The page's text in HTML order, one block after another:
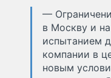
—
в Москву и
испытанием
компании в
новым